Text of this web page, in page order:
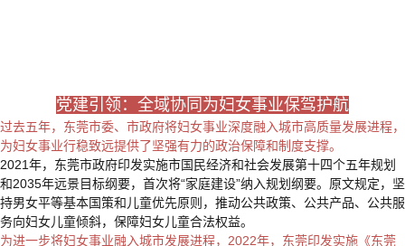
党建引领：全域协同为妇女事业保驾护航
过去五年，东莞市委、市政府将妇女事业深度融入城市高质量发展进程，
为妇女事业行稳致远提供了坚强有力的政治保障和制度支撑。
2021年，东莞市政府印发实施市国民经济和社会发展第十四个五年规划
和2035年远景目标纲要，首次将“家庭建设”纳入规划纲要。原文规定，坚
持男女平等基本国策和儿童优先原则，推动公共政策、公共产品、公共服
务向妇女儿童倾斜，保障妇女儿童合法权益。
为进一步将妇女事业融入城市发展进程，2022年，东莞印发实施《东莞